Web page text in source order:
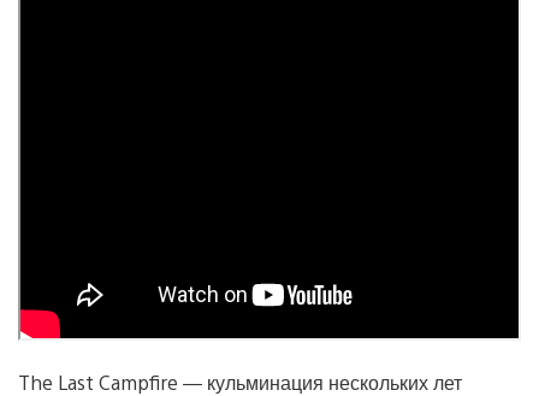
The Last Campfire — кульминация нескольких лет